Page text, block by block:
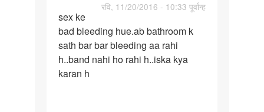
रवि, 11/20/2016 - 10:33 पूर्वान्ह
sex
ke
bad
bleeding
hue.ab
sex ke
bad bleeding hue.ab bathroom k
sath bar bar bleeding aa rahi
h..band nahi ho rahi h..iska kya
karan h